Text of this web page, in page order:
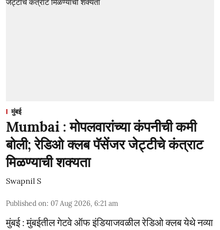
मुंबई
Mumbai : मोपलवारांच्या कंपनीची कमी
बोली; रेडिओ क्लब पॅसेंजर जेट्टीचे कंत्राट
मिळण्याची शक्यता
Swapnil S
Published on: 07 Aug 2026, 6:21 am
मुंबई : मुंबईतील गेटवे ऑफ इंडियाजवळील रेडिओ क्लब येथे नव्या